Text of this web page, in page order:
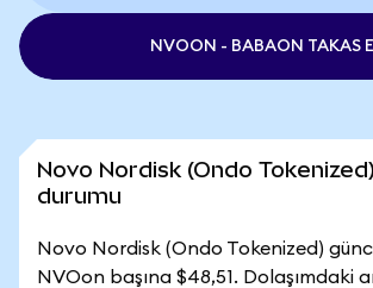
NVOON - BABAON TAKAS
Novo Nordisk (Ondo
durumu
Novo Nordisk (Ondo Tokenized)
NVOon başına $48,51. Dolaşımdaki